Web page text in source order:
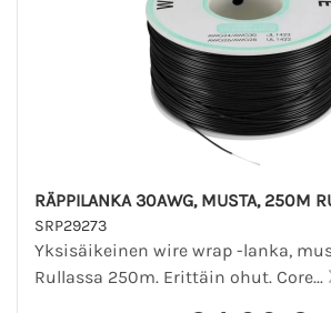
RÄPPILANKA 30AWG, MUSTA, 250M
SRP29273
Yksisäikeinen wire wrap -lanka,
Rullassa 250m. Erittäin ohut. Core...